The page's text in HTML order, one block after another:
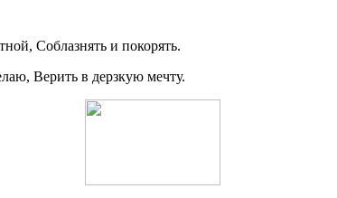
Соблазнять и покорять.
Верить в дерзкую мечту.